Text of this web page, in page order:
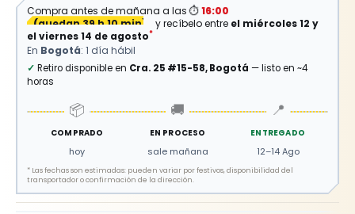
Compra antes de mañana a las⏱16:00
(quedan 39 h 10 min) y recíbelo entre el miércoles 12 y
el viernes 14 de agosto*
En Bogotá: 1 día hábil
✓ Retiro disponible en Cra. 25 #15-58, Bogotá — listo en ~4
horas
📦
COMPRADO
hoy
🚚
EN PROCESO
sale mañana
📍
ENTREGADO
12–14 Ago
* Las fechas son estimadas: pueden variar por festivos, disponibilidad del
transportador o confirmación de la dirección.